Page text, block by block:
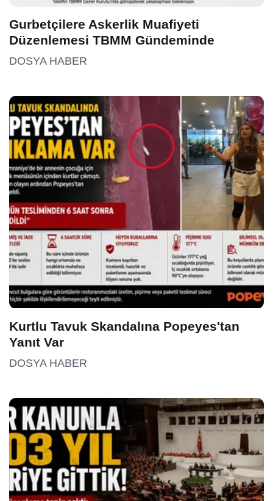
Gurbetçilere Askerlik Muafiyeti
Düzenlemesi TBMM Gündeminde
DOSYA HABER
Kurtlu Tavuk Skandalına Popeyes'tan
Yanıt Var
DOSYA HABER